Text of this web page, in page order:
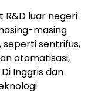
R&D luar negeri
masing
sentrifus,
otomatisasi,
Di Inggris dan